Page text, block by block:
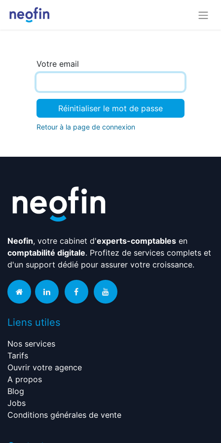
Votre email
Réinitialiser le mot de passe
Retour à la page de connexion
Neofin, votre cabinet d'experts-comptables en
comptabilité digitale. Profitez de services complets et
d'un support dédié pour assurer votre croissance.
Liens utiles
Nos services
Tarifs
Ouvrir votre agence
A propos
Blog
Jobs
Conditions générales de vente